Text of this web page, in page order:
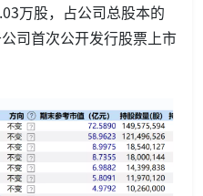
万股，占公司总股本的
司首次公开发行股票上市